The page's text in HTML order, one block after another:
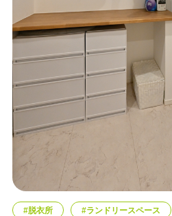
#脱衣所 #ランドリースペース